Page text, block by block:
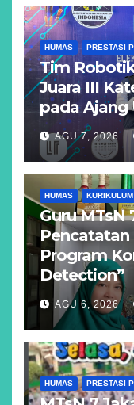
HUMAS PRESTASI
Tim
Juara III
pada Ajang
AGU 7, 2026
HUMAS KURIKULUM
Guru MTsN
Program
Detection”
AGU 6, 2026
HUMAS PRESTASI